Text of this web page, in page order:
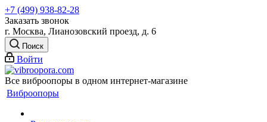
+7 (499) 938-82-28
Заказать звонок
г. Москва, Лианозовский проезд, д. 6
Поиск
Войти
Все виброопоры в одном интернет-магазине
Виброопоры